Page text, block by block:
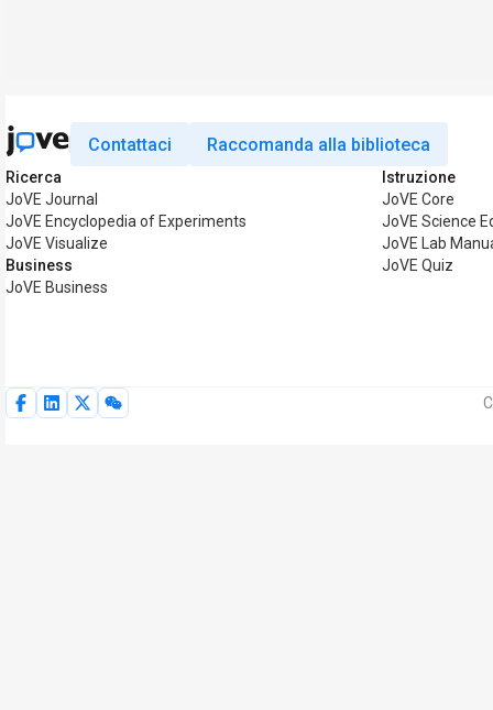
Contattaci Raccomanda alla biblioteca
Ricerca
JoVE Journal
JoVE Encyclopedia of Experiments
JoVE Visualize
Business
JoVE Business
Istruzione
JoVE Core
JoVE Science
JoVE Lab
JoVE Quiz